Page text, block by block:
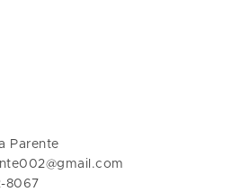
Parente
8067